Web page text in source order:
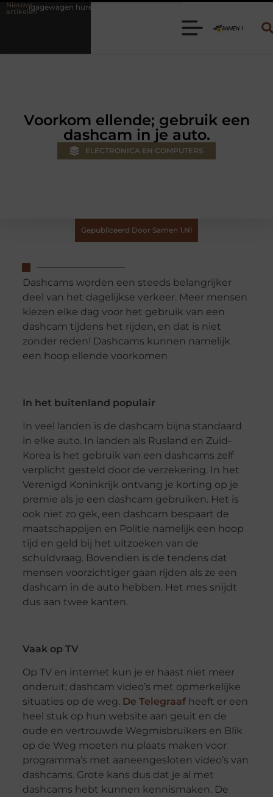
Nieuwe
artikelenKies de juiste aanhanger voor jouw klus
Voorkom ellende; gebruik een
dashcam in je auto.
ELECTRONICA EN COMPUTERS
Gepubliceerd Door Samen 1.nl
Dashcams worden een steeds belangrijker
deel van het dagelijkse verkeer. Meer mensen
kiezen elke dag voor het gebruik van een
dashcam tijdens het rijden, en dat is niet
zonder reden! Dashcams kunnen namelijk
een hoop ellende voorkomen
In het buitenland populair
In veel landen is de dashcam bijna standaard
in elke auto. In landen als Rusland en Zuid-
Korea is het gebruik van een dashcams zelf
verplicht gesteld door de verzekering. In het
Verenigd Koninkrijk ontvang je korting op je
premie als je een dashcam gebruiken. Het is
ook niet zo gek, een dashcam bespaart de
maatschappijen en Politie namelijk een hoop
tijd en geld bij het uitzoeken van de
schuldvraag. Bovendien is de tendens dat
mensen voorzichtiger gaan rijden als ze een
dashcam in de auto hebben. Het mes snijdt
dus aan twee kanten.
Vaak op TV
Op TV en internet kun je er haast niet meer
onderuit; dashcam video’s met opmerkelijke
situaties op de weg. De Telegraafheeft er een
heel stuk op hun website aan geuit en de
oude en vertrouwde Wegmisbruikers en Blik
op de Weg moeten nu plaats maken voor
programma’s met aaneengesloten video’s van
dashcams. Grote kans dus dat je al met
dashcams hebt kunnen kennismaken. De